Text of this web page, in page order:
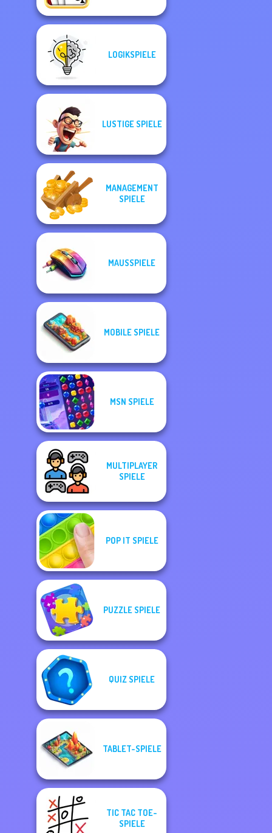
LOGIKSPIELE
LUSTIGE SPIELE
MANAGEMENT
SPIELE
MAUSSPIELE
MOBILE SPIELE
MSN SPIELE
MULTIPLAYER
SPIELE
POP IT SPIELE
PUZZLE SPIELE
QUIZ SPIELE
TABLET-SPIELE
TIC TAC TOE-
SPIELE